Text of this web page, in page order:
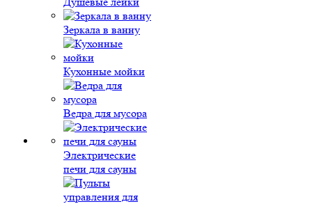
Зеркала в ванну
Кухонные мойки
Ведра для мусора
Электрические
печи для сауны